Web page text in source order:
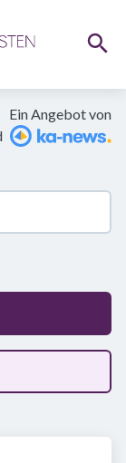
Ein Angebot von